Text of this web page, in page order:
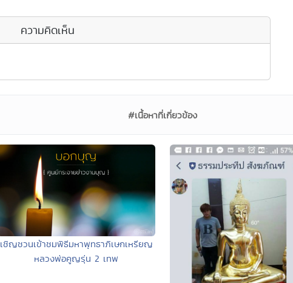
ความคิดเห็น
#เนื้อหาที่เกี่ยวข้อง
เชิญชวนเข้าชมพิธีมหาพุทธาภิเษกเหรียญ
หลวงพ่อคูญรุ่น 2 เทพ